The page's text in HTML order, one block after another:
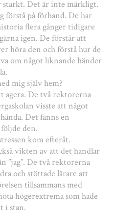
starkt. Det är inte märkligt.
förstå på förhand. De har
flera gånger tidigare
igen. De förstår att
höra den och förstå hur de
om något liknande händer
mig själv hem?
agera. De två rektorerna
visste att något
Det fanns en
den.
kom efteråt.
vikten av att det handlar
”jag”. De två rektorerna
och stöttade lärare att
tillsammans med
högerextrema som hade
i stan.